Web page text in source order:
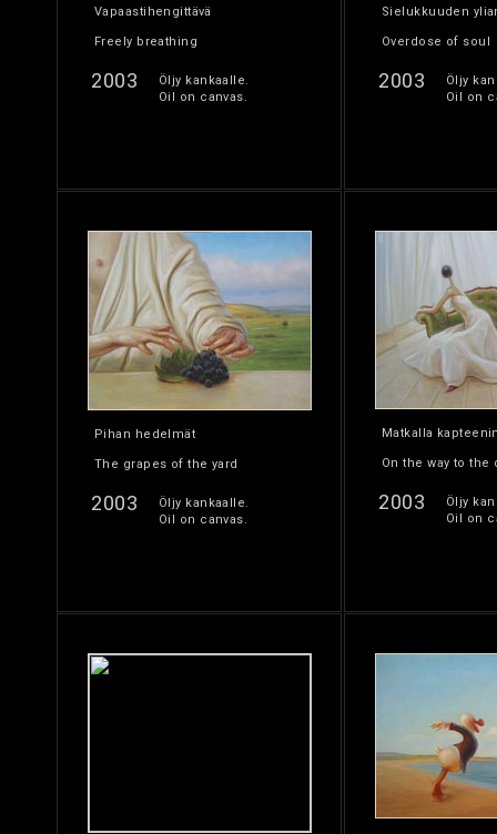
Vapaastihengittävä
Freely breathing
2003
Öljy kankaalle.
Oil on canvas.
Sielukkuuden
Overdose of soul
2003
Öljy
Oil on
Pihan hedelmät
The grapes of the yard
2003
Öljy kankaalle.
Oil on canvas.
Matkalla
On the way to the
2003
Öljy
Oil on